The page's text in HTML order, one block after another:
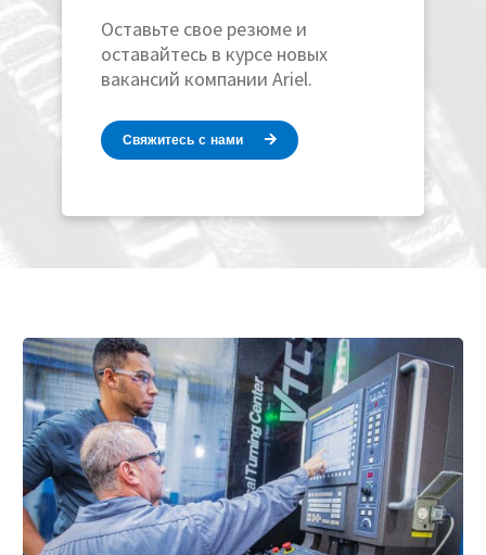
Оставьте свое резюме и
оставайтесь в курсе новых
вакансий компании Ariel.
Свяжитесь с нами